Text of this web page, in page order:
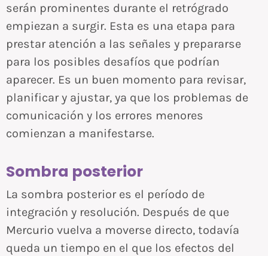
serán prominentes durante el retrógrado
empiezan a surgir. Esta es una etapa para
prestar atención a las señales y prepararse
para los posibles desafíos que podrían
aparecer. Es un buen momento para revisar,
planificar y ajustar, ya que los problemas de
comunicación y los errores menores
comienzan a manifestarse.
Sombra posterior
La sombra posterior es el período de
integración y resolución. Después de que
Mercurio vuelva a moverse directo, todavía
queda un tiempo en el que los efectos del